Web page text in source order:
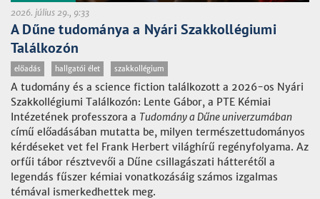
2026. július 29., 9:33
A Dűne tudománya a Nyári Szakkollégiumi
Találkozón
előadás hallgatói élet szakkollégium
A tudomány és a science fiction találkozott a 2026-os Nyári
Szakkollégiumi Találkozón: Lente Gábor, a PTE Kémiai
Intézetének professzora a Tudomány a Dűne univerzumában
című előadásában mutatta be, milyen természettudományos
kérdéseket vet fel Frank Herbert világhírű regényfolyama. Az
orfűi tábor résztvevői a Dűne csillagászati hátterétől a
legendás fűszer kémiai vonatkozásáig számos izgalmas
témával ismerkedhettek meg.